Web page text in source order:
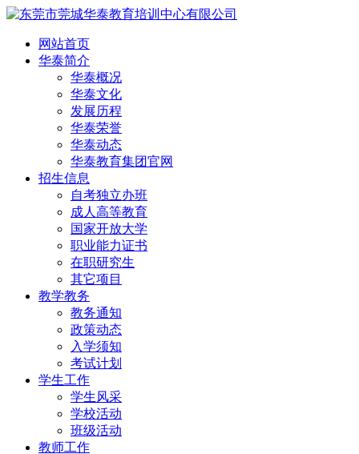
网站首页
华泰简介
华泰概况
华泰文化
发展历程
华泰荣誉
华泰动态
华泰教育集团官网
招生信息
自考独立办班
成人高等教育
国家开放大学
职业能力证书
在职研究生
其它项目
教学教务
教务通知
政策动态
入学须知
考试计划
学生工作
学生风采
学校活动
班级活动
教师工作